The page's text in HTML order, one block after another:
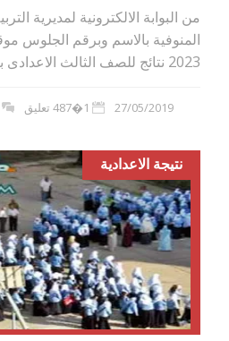
من البوابة الالكترونية لمديرية
المنوفية بالاسم وبرقم الجلوس
2023 نتائج للصف الثالث الاعدادى بال...
27/05/2019 1�487 تعليق
نتيجة الاعدادية